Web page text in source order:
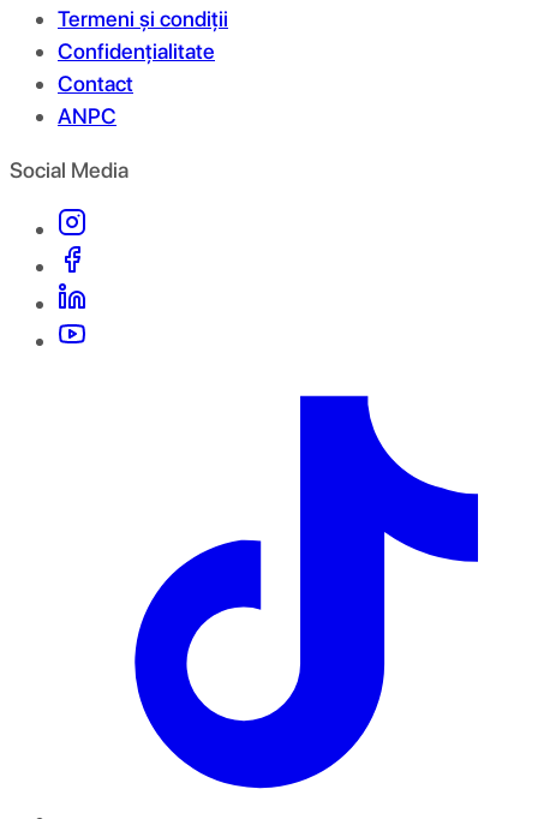
Termeni și condiții
Confidențialitate
Contact
ANPC
Social Media